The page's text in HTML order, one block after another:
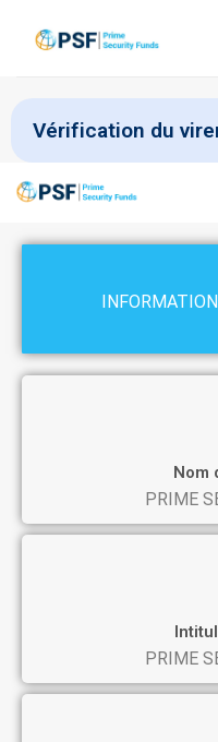
Vérification du
Nom
PRIME
PRIME